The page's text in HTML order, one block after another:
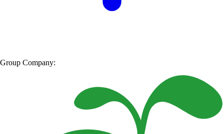
Group Company: